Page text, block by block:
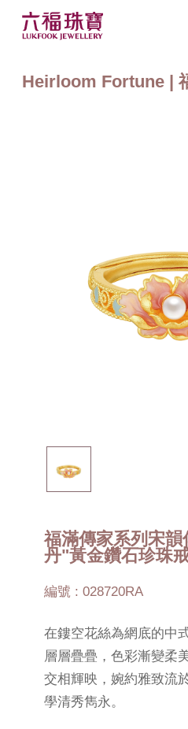
Heirloom Fortune |
福滿傳家系列宋
丹"黃金鑽石珍珠
編號 : 028720RA
在鏤空花絲為網底的中
層層疊疊，色彩漸變柔
交相輝映，婉約雅致流
學清秀雋永。